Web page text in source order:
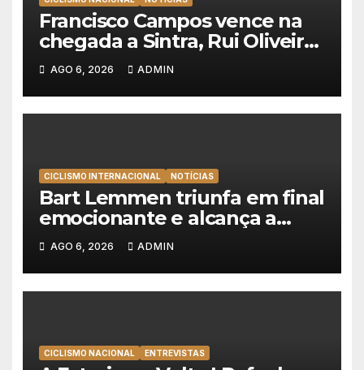
Francisco Campos vence na
chegada a Sintra, Rui Oliveira
veste de amarelo na Volta a
Portugal
AGO 6, 2026 ADMIN
CICLISMO INTERNACIONAL NOTÍCIAS
Bart Lemmen triunfa em final
emocionante e alcança a
primeira vitória da carreira na
Volta à Polónia
AGO 6, 2026 ADMIN
CICLISMO NACIONAL ENTREVISTAS